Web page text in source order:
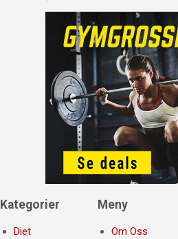
Kategorier
Diet
Meny
Om Oss